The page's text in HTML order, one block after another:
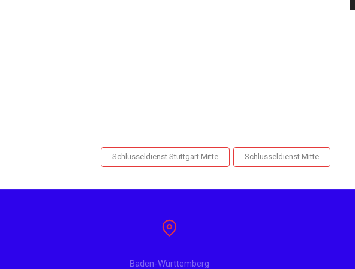
Schlüsseldienst Stuttgart Mitte Schlüsseldienst Mitte
Baden-Württemberg